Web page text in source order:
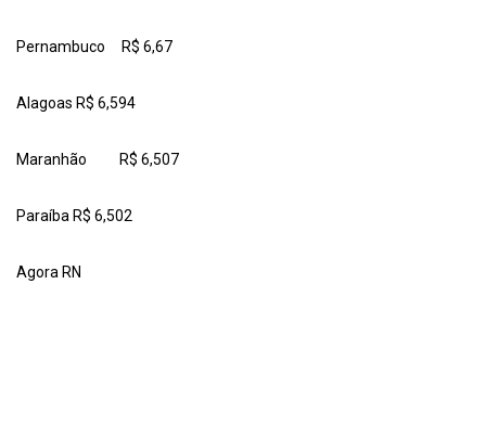
Pernambuco R$ 6,67
Alagoas R$ 6,594
Maranhão R$ 6,507
Paraíba R$ 6,502
Agora RN